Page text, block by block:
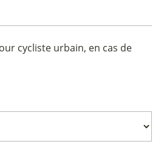
cycliste urbain, en cas de